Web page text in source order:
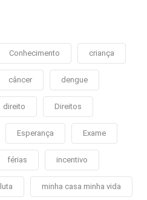
Conhecimento criança
câncer dengue
direito Direitos
Esperança Exame
férias incentivo
luta minha casa minha vida